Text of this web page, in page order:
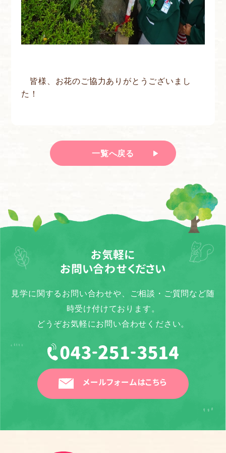
皆様、お花のご協力ありがとうございまし
た！
一覧へ戻る
お気軽に
お問い合わせください
見学に関するお問い合わせや、ご相談・ご質問など随
時受け付けております。
どうぞお気軽にお問い合わせください。
メールフォームはこちら